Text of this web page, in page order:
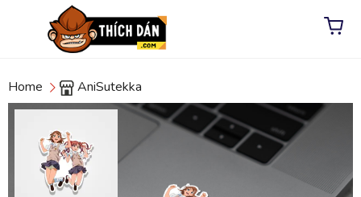
Home AniSutekka